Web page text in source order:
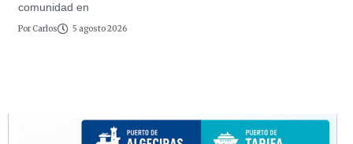
comunidad en
Por Carlos 5 agosto 2026